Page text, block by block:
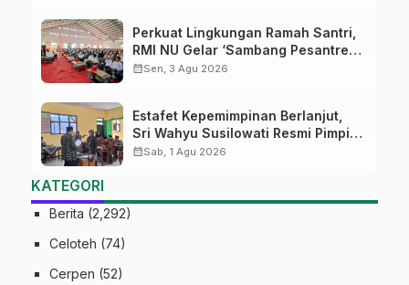
Perkuat Lingkungan Ramah Santri,
RMI NU Gelar ‘Sambang Pesantren’
di Pati
calendar_monthSen, 3 Agu 2026
Estafet Kepemimpinan Berlanjut,
Sri Wahyu Susilowati Resmi Pimpin
MTs Ma’arif Sapuran
calendar_monthSab, 1 Agu 2026
KATEGORI
Berita (2,292)
Celoteh (74)
Cerpen (52)